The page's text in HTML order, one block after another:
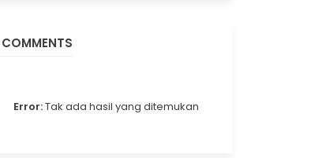
COMMENTS
Error:Tak ada hasil yang ditemukan